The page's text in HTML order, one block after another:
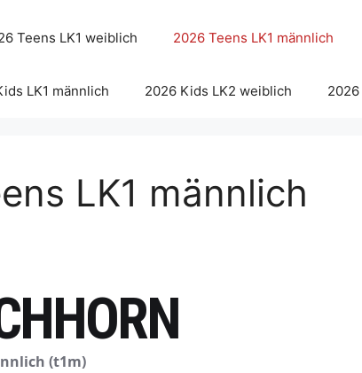
Teens LK1 weiblich 2026 Teens LK1 männlich
LK1 männlich 2026 Kids LK2 weiblich
LK1 männlich
(t1m)